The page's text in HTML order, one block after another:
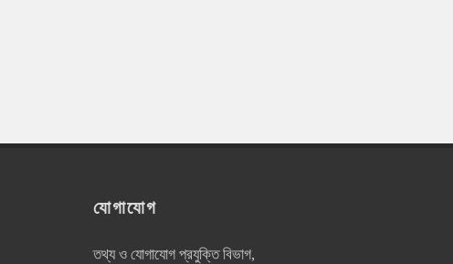
যোগাযোগ
তথ্য ও যোগাযোগ প্রযুক্তি বিভাগ,